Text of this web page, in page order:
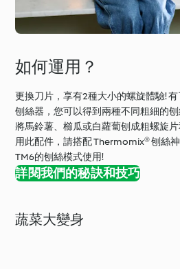
如何運用？
更換刀片，享有2種大小的螺旋體驗!
刨絲器，您可以得到兩種不同粗細的
將馬鈴薯、櫛瓜或白蘿蔔刨成粗螺旋
用此配件，請搭配 Thermomix® 刨絲
TM6的刨絲模式使用!
詳閱我們的秘訣和技巧
蔬菜大變身